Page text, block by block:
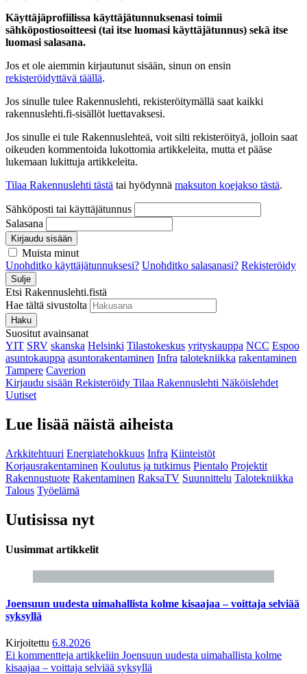
Käyttäjäprofiilissa käyttäjätunnuksenasi toimii
sähköpostiosoitteesi (tai itse luomasi käyttäjätunnus) sekä itse
luomasi salasana.
Jos et ole aiemmin kirjautunut sisään, sinun on ensin
rekisteröidyttävä täällä.
Jos sinulle tulee Rakennuslehti, rekisteröitymällä saat kaikki
rakennuslehti.fi-sisällöt luettavaksesi.
Jos sinulle ei tule Rakennuslehteä, voit silti rekisteröityä, jolloin saat
oikeuden kommentoida lukottomia artikkeleita, mutta et pääse
lukemaan lukittuja artikkeleita.
Tilaa Rakennuslehti tästä tai hyödynnä maksuton koejakso tästä.
Sähköposti tai käyttäjätunnus
Salasana
Kirjaudu sisään
Muista minut
Unohditko käyttäjätunnuksesi? Unohditko salasanasi? Rekisteröidy
Sulje
Etsi Rakennuslehti.fistä
Hae tältä sivustolta
Haku
Suositut avainsanat
YIT SRV skanska Helsinki Tilastokeskus yrityskauppa NCC Espoo
asuntokauppa asuntorakentaminen Infra talotekniikka rakentaminen
Tampere Caverion
Kirjaudu sisään Rekisteröidy Tilaa Rakennuslehti Näköislehdet
Uutiset
Lue lisää näistä aiheista
Arkkitehtuuri Energiatehokkuus Infra Kiinteistöt
Korjausrakentaminen Koulutus ja tutkimus Pientalo Projektit
Rakennustuote Rakentaminen RaksaTV Suunnittelu Talotekniikka
Talous Työelämä
Uutisissa nyt
Uusimmat artikkelit
Joensuun uudesta uimahallista kolme kisaajaa – voittaja selviää
syksyllä
Kirjoitettu 6.8.2026
Ei kommentteja artikkeliin Joensuun uudesta uimahallista kolme
kisaajaa – voittaja selviää syksyllä